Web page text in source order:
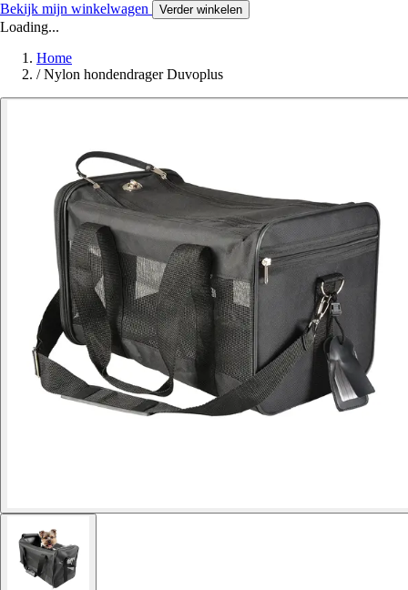
Bekijk mijn winkelwagen Verder winkelen
Loading...
Home
/ Nylon hondendrager Duvoplus